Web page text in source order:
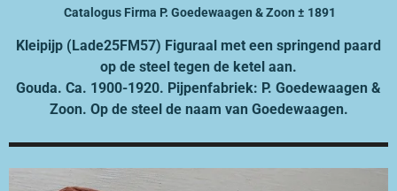
Catalogus Firma P. Goedewaagen & Zoon ± 1891
Kleipijp (Lade25FM57) Figuraal met een springend paard
op de steel tegen de ketel aan.
Gouda. Ca. 1900-1920. Pijpenfabriek: P. Goedewaagen &
Zoon. Op de steel de naam van Goedewaagen.